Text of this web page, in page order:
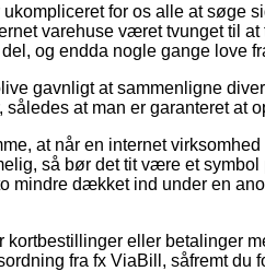
for os alle at søge
varehuse været tvunget til
og endda nogle gange love
gavnligt at sammenligne
at man er garanteret at
at når en internet
så bør det tit være et
mindre dækket ind under en
kortbestillinger eller betalinger
fra fx ViaBill, såfremt